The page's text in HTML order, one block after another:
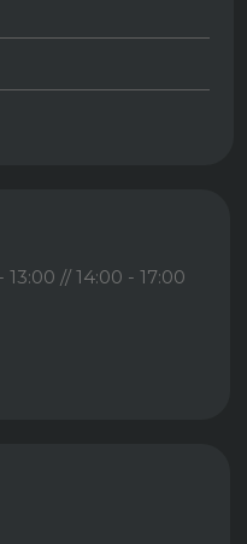
// 14:00 - 17:00